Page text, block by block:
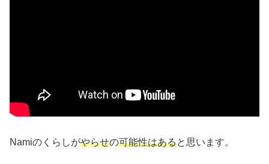
Namiのくらしがやらせの可能性はあると思います。